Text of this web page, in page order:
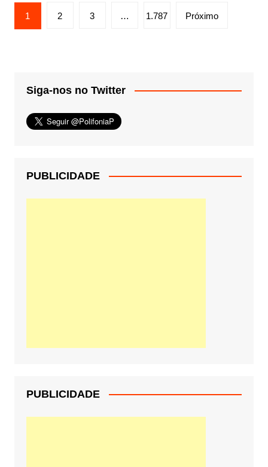
Paginação
de
1 2 3 … 1.787 Próximo
Siga-nos no Twitter
PUBLICIDADE
PUBLICIDADE